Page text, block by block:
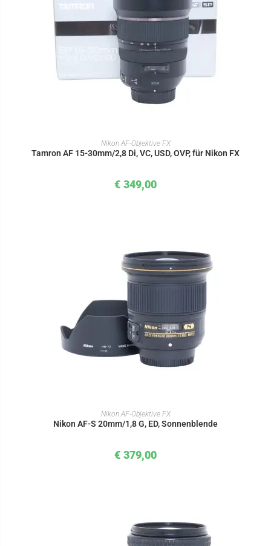
IN DEN WARENKORB
Nikon AF-Objektive FX
Tamron AF 15-30mm/2,8 Di, VC, USD, OVP, für Nikon FX
€ 349,00
IN DEN WARENKORB
Nikon AF-Objektive FX
Nikon AF-S 20mm/1,8 G, ED, Sonnenblende
€ 379,00